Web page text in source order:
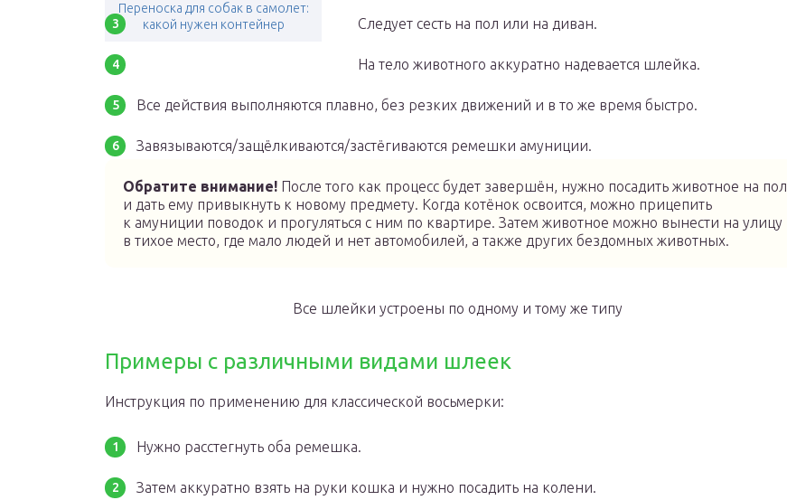
Переноска для собак в самолет:
какой нужен контейнер
Следует сесть на пол или на диван.
На тело животного аккуратно надевается шлейка.
Все действия выполняются плавно, без резких движений и в то же время быстро.
Завязываются/защёлкиваются/застёгиваются ремешки амуниции.
Обратите внимание! После того как процесс будет завершён, нужно посадить животное на пол
и дать ему привыкнуть к новому предмету. Когда котёнок освоится, можно прицепить
к амуниции поводок и прогуляться с ним по квартире. Затем животное можно вынести на улицу
в тихое место, где мало людей и нет автомобилей, а также других бездомных животных.
Все шлейки устроены по одному и тому же типу
Примеры с различными видами шлеек
Инструкция по применению для классической восьмерки:
Нужно расстегнуть оба ремешка.
Затем аккуратно взять на руки кошка и нужно посадить на колени.